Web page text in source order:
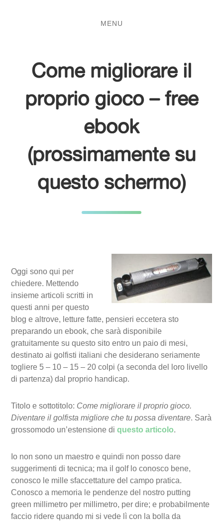
MENU
Come migliorare il
proprio gioco – free
ebook
(prossimamente su
questo schermo)
Oggi sono qui per
chiedere. Mettendo
insieme articoli scritti in
questi anni per questo
blog e altrove, letture fatte, pensieri eccetera sto
preparando un ebook, che sarà disponibile
gratuitamente su questo sito entro un paio di mesi,
destinato ai golfisti italiani che desiderano seriamente
togliere 5 – 10 – 15 – 20 colpi (a seconda del loro livello
di partenza) dal proprio handicap.
Titolo e sottotitolo: Come migliorare il proprio gioco.
Diventare il golfista migliore che tu possa diventare. Sarà
grossomodo un’estensione diquesto articolo.
Io non sono un maestro e quindi non posso dare
suggerimenti di tecnica; ma il golf lo conosco bene,
conosco le mille sfaccettature del campo pratica.
Conosco a memoria le pendenze del nostro putting
green millimetro per millimetro, per dire; e probabilmente
faccio ridere quando mi si vede lì con la bolla da